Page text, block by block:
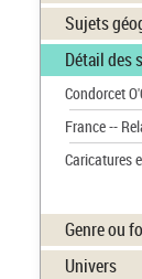
Sujets
Détail des
Condorcet
France --
Caricatures
Genre ou
Univers